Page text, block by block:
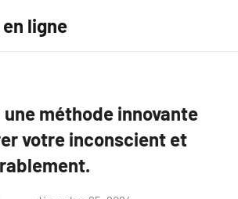
ligne
une méthode innovante
votre inconscient et